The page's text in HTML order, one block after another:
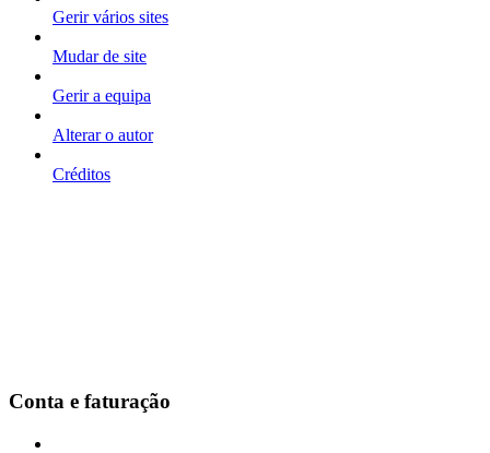
Gerir vários sites
Mudar de site
Gerir a equipa
Alterar o autor
Créditos
Conta e faturação